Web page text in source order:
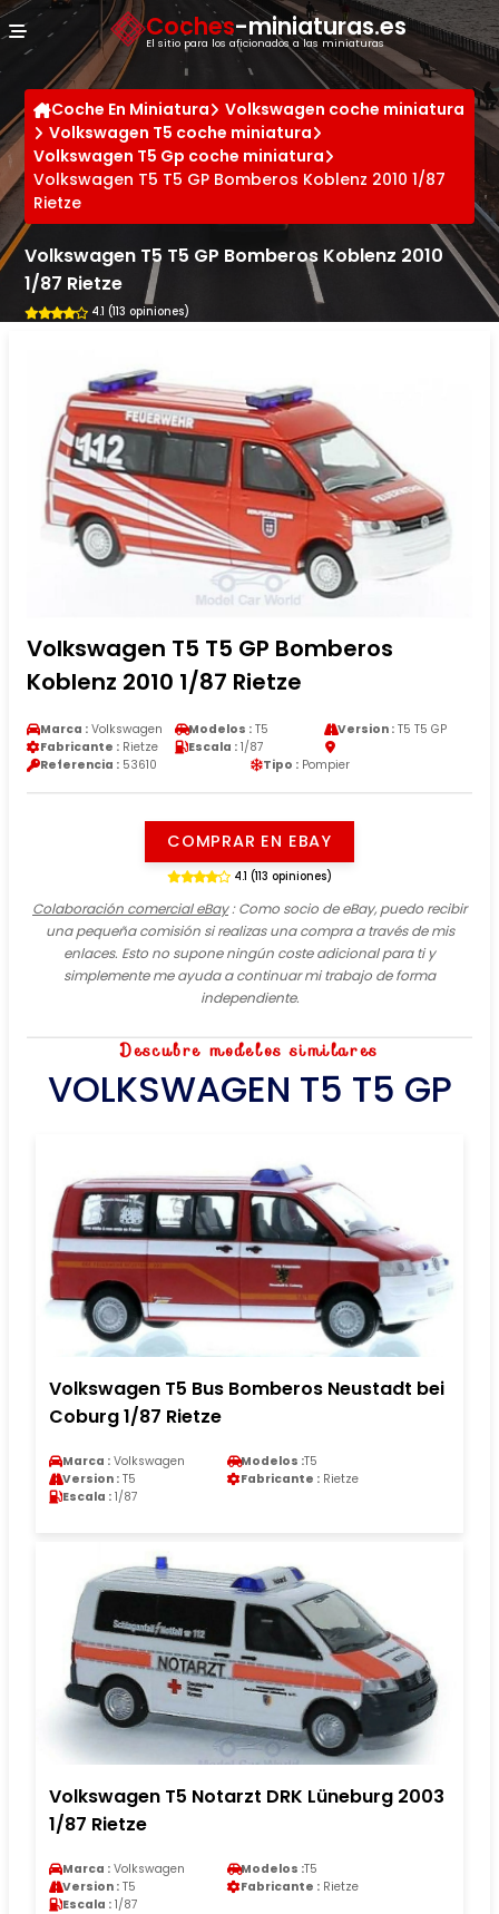
Coches-miniaturas.es
El sitio para los aficionados a las miniaturas
Coche En Miniatura
Volkswagen coche miniatura
Volkswagen T5 coche miniatura
Volkswagen T5 Gp coche miniatura
Volkswagen T5 T5 GP Bomberos Koblenz 2010 1/87
Rietze
Volkswagen T5 T5 GP Bomberos Koblenz 2010
1/87 Rietze
4.1 (113 opiniones)
Volkswagen T5 T5 GP Bomberos
Koblenz 2010 1/87 Rietze
Marca : Volkswagen Modelos : T5 Version :T5 T5 GP
Fabricante : Rietze Escala : 1/87
Referencia : 53610 Tipo : Pompier
COMPRAR EN EBAY
4.1 (113 opiniones)
Colaboración comercial eBay: Como socio de eBay, puedo recibir
una pequeña comisión si realizas una compra a través de mis
enlaces. Esto no supone ningún coste adicional para ti y
simplemente me ayuda a continuar mi trabajo de forma
independiente.
Descubre modelos similares
VOLKSWAGEN T5 T5 GP
Volkswagen T5 Bus Bomberos Neustadt bei
Coburg 1/87 Rietze
Marca : Volkswagen Modelos :T5
Version : T5 Fabricante : Rietze
Escala : 1/87
Volkswagen T5 Notarzt DRK Lüneburg 2003
1/87 Rietze
Marca : Volkswagen Modelos :T5
Version : T5 Fabricante : Rietze
Escala : 1/87
Panel de gestión de cookies